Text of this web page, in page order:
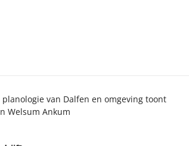
van Dalfen en omgeving toont
Welsum Ankum